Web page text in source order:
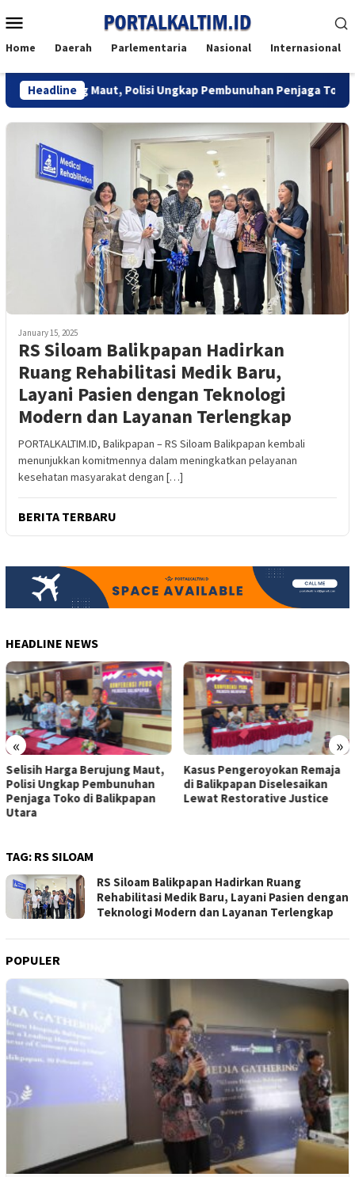
to
Menu
Home Daerah Parlementaria Nasional Internasional
HeadlineMaut, Polisi Ungkap Pembunuhan Penjaga Toko di
January 15, 2025
RS Siloam Balikpapan Hadirkan
Ruang Rehabilitasi Medik Baru,
Layani Pasien dengan Teknologi
Modern dan Layanan Terlengkap
PORTALKALTIM.ID, Balikpapan – RS Siloam Balikpapan kembali
menunjukkan komitmennya dalam meningkatkan pelayanan
kesehatan masyarakat dengan […]
BERITA TERBARU
HEADLINE NEWS
« »
Kasus Pengeroyokan Remaja
di Balikpapan Diselesaikan
Lewat Restorative Justice
Pengemudi Perempuan di
Kaltim Terima Apresiasi dari
Maxim
TAG: RS SILOAM
RS Siloam Balikpapan Hadirkan Ruang
Rehabilitasi Medik Baru, Layani Pasien dengan
Teknologi Modern dan Layanan Terlengkap
POPULER